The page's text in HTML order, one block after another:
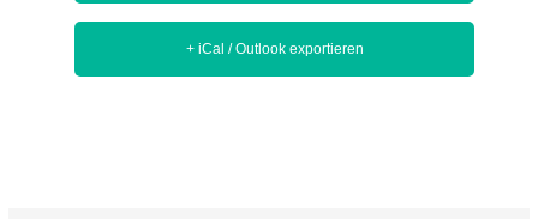
+ iCal / Outlook exportieren